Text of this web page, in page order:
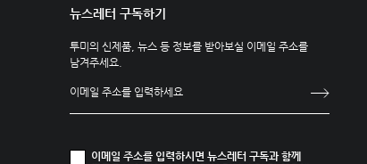
뉴스레터 구독하기
투미의 신제품, 뉴스 등 정보를 받아보실 이메일 주소를
남겨주세요.
이메일 주소를 입력하시면 뉴스레터 구독과 함께